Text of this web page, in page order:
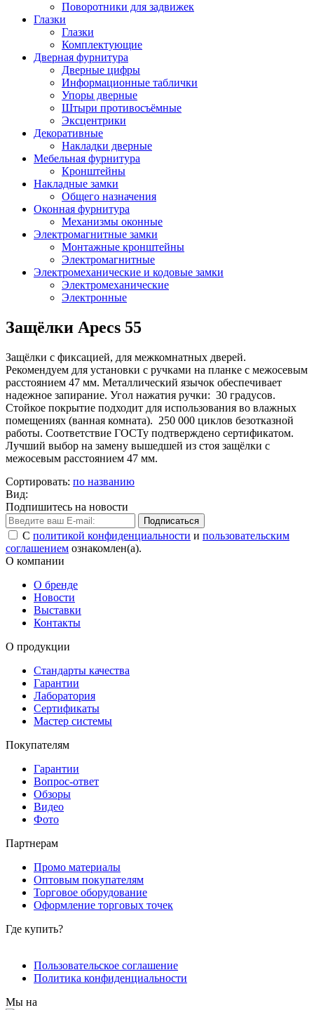
Поворотники для задвижек
Глазки
Глазки
Комплектующие
Дверная фурнитура
Дверные цифры
Информационные таблички
Упоры дверные
Штыри противосъёмные
Эксцентрики
Декоративные
Накладки дверные
Мебельная фурнитура
Кронштейны
Накладные замки
Общего назначения
Оконная фурнитура
Механизмы оконные
Электромагнитные замки
Монтажные кронштейны
Электромагнитные
Электромеханические и кодовые замки
Электромеханические
Электронные
Защёлки Apecs 55
Защёлки с фиксацией, для межкомнатных дверей.
Рекомендуем для установки с ручками на планке с межосевым
расстоянием 47 мм. Металлический язычок обеспечивает
надежное запирание. Угол нажатия ручки: 30 градусов.
Стойкое покрытие подходит для использования во влажных
помещениях (ванная комната). 250 000 циклов безотказной
работы. Соответствие ГОСТу подтверждено сертификатом.
Лучший выбор на замену вышедшей из стоя защёлки с
межосевым расстоянием 47 мм.
Сортировать: по названию
Вид:
Подпишитесь на новости
Подписаться
С политикой конфиденциальности и пользовательским
соглашением ознакомлен(а).
О компании
О бренде
Новости
Выставки
Контакты
О продукции
Стандарты качества
Гарантии
Лаборатория
Сертификаты
Мастер системы
Покупателям
Гарантии
Вопрос-ответ
Обзоры
Видео
Фото
Партнерам
Промо материалы
Оптовым покупателям
Торговое оборудование
Оформление торговых точек
Где купить?
Пользовательское соглашение
Политика конфиденциальности
Мы на